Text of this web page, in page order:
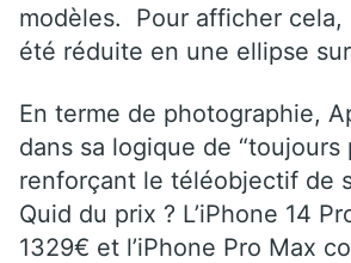
modèles. Pour afficher cela,
été réduite en une ellipse
En terme de photographie,
dans sa logique de “toujours
renforçant le téléobjectif de
Quid du prix ? L’iPhone 14
1329€ et l’iPhone Pro Max